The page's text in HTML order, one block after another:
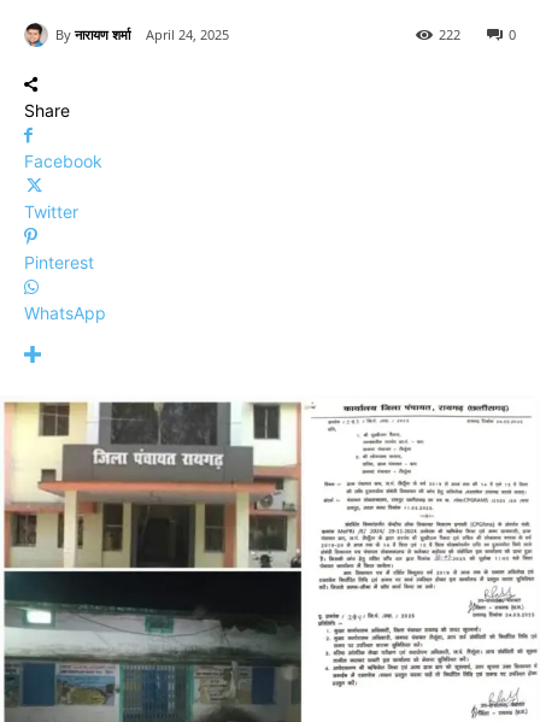
By नारायण शर्मा April 24, 2025 0
222
Share
Facebook
Twitter
Pinterest
WhatsApp